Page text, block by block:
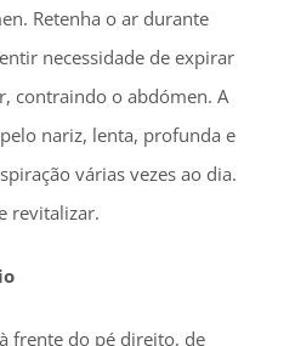
Retenha o ar durante
necessidade de expirar
contraindo o abdómen. A
nariz, lenta, profunda e
várias vezes ao dia.
revitalizar.
frente do pé direito, de